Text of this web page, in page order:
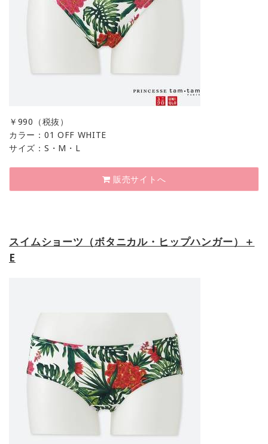
￥ 990（税抜）
カラー：01 OFF WHITE
サイズ：S・M・L
販売サイトへ
スイムショーツ（ボタニカル・ヒップハンガー）＋
E